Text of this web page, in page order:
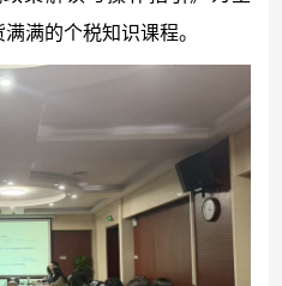
满的个税知识课程。